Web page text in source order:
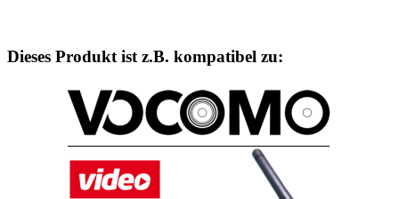
Dieses Produkt ist z.B. kompatibel zu: